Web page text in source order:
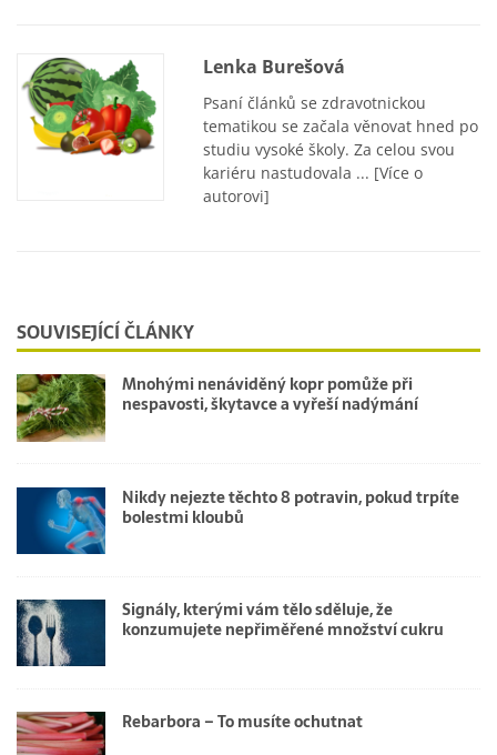
Lenka Burešová
Psaní článků se zdravotnickou
tematikou se začala věnovat hned po
studiu vysoké školy. Za celou svou
kariéru nastudovala ... [Více o
autorovi]
SOUVISEJÍCÍ ČLÁNKY
Mnohými nenáviděný kopr pomůže při
nespavosti, škytavce a vyřeší nadýmání
Nikdy nejezte těchto 8 potravin, pokud trpíte
bolestmi kloubů
Signály, kterými vám tělo sděluje, že
konzumujete nepřiměřené množství cukru
Rebarbora – To musíte ochutnat